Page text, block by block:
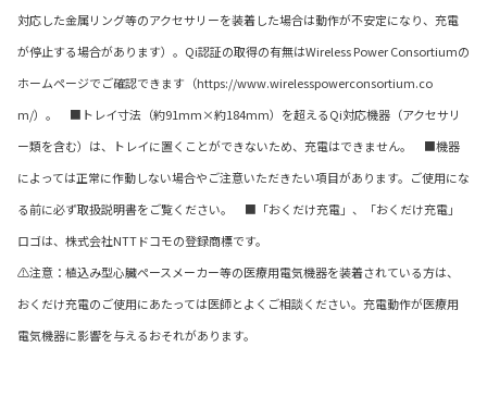
対応した金属リング等のアクセサリーを装着した場合は動作が不安定になり、充電
が停止する場合があります）。Qi認証の取得の有無はWireless Power Consortiumの
ホームページでご確認できます（https://www.wirelesspowerconsortium.co
m/）。 ■トレイ寸法（約91mm×約184mm）を超えるQi対応機器（アクセサリ
ー類を含む）は、トレイに置くことができないため、充電はできません。 ■機器
によっては正常に作動しない場合やご注意いただきたい項目があります。ご使用にな
る前に必ず取扱説明書をご覧ください。 ■「おくだけ充電」、「おくだけ充電」
ロゴは、株式会社NTTドコモの登録商標です。
⚠注意：植込み型心臓ペースメーカー等の医療用電気機器を装着されている方は、
おくだけ充電のご使用にあたっては医師とよくご相談ください。充電動作が医療用
電気機器に影響を与えるおそれがあります。